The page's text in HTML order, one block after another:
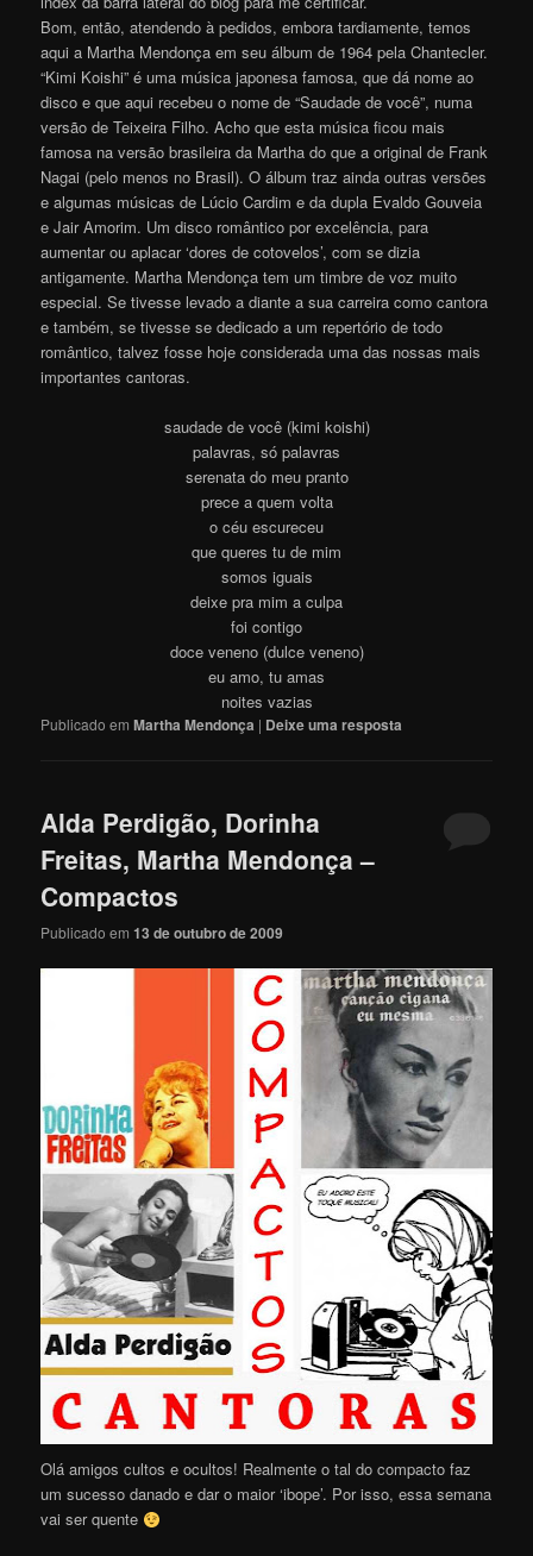
Bom, então, atendendo à pedidos, embora tardiamente, temos
aqui a Martha Mendonça em seu álbum de 1964 pela Chantecler.
“Kimi Koishi” é uma música japonesa famosa, que dá nome ao
disco e que aqui recebeu o nome de “Saudade de você”, numa
versão de Teixeira Filho. Acho que esta música ficou mais
famosa na versão brasileira da Martha do que a original de Frank
Nagai (pelo menos no Brasil). O álbum traz ainda outras versões
e algumas músicas de Lúcio Cardim e da dupla Evaldo Gouveia
e Jair Amorim. Um disco romântico por excelência, para
aumentar ou aplacar ‘dores de cotovelos’, com se dizia
antigamente. Martha Mendonça tem um timbre de voz muito
especial. Se tivesse levado a diante a sua carreira como cantora
e também, se tivesse se dedicado a um repertório de todo
romântico, talvez fosse hoje considerada uma das nossas mais
importantes cantoras.
saudade de você (kimi koishi)
palavras, só palavras
serenata do meu pranto
prece a quem volta
o céu escureceu
que queres tu de mim
somos iguais
deixe pra mim a culpa
foi contigo
doce veneno (dulce veneno)
eu amo, tu amas
noites vazias
Publicado em Martha Mendonça | Deixe uma resposta
Alda Perdigão, Dorinha
Freitas, Martha Mendonça –
Compactos
Publicado em13 de outubro de 2009
Olá amigos cultos e ocultos! Realmente o tal do compacto faz
um sucesso danado e dar o maior ‘ibope’. Por isso, essa semana
vai ser quente